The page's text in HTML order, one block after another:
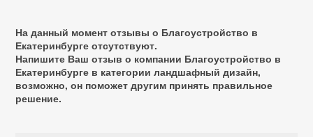
На данный момент отзывы о Благоустройство в
Екатеринбурге отсутствуют.
Напишите Ваш отзыв о компании Благоустройство в
Екатеринбурге в категорииландшафный дизайн,
возможно, он поможет другим принять правильное
решение.